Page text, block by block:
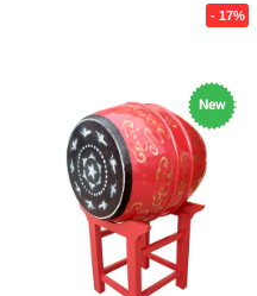
- 17%
New